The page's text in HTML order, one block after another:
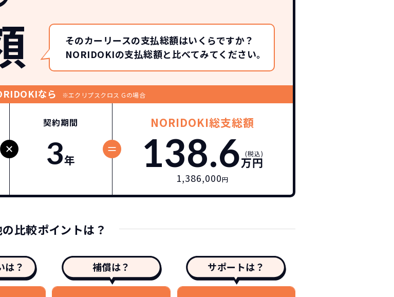
そのカーリースの支払総額はいくらですか？
NORIDOKIの支払総額と比べてみてください。
なら ※エクリプスクロス Gの場合
契約期間
3年
NORIDOKI総支総額
138.6万円
(税込)
1,386,000円
比較ポイントは？
は？ 補償は？ サポートは？